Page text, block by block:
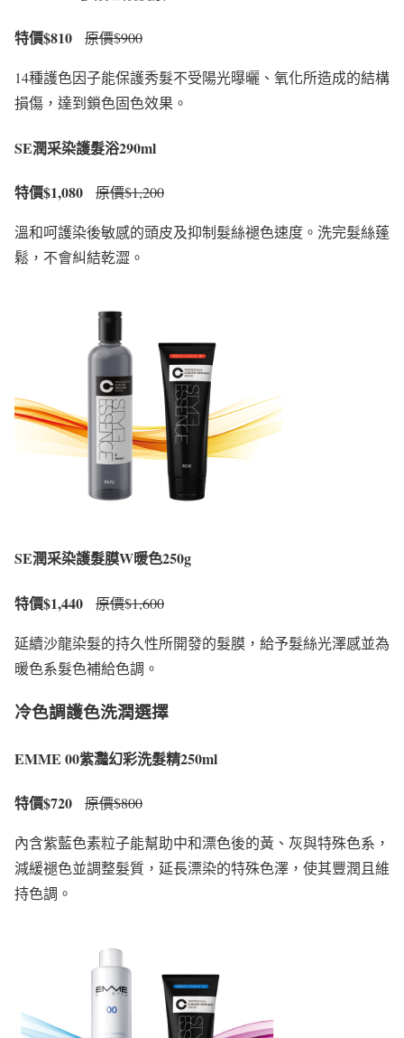
特價$810 原價$900
14種護色因子能保護秀髮不受陽光曝曬、氧化所造成的結構
損傷，達到鎖色固色效果。
SE潤采染護髮浴290ml
特價$1,080 原價$1,200
溫和呵護染後敏感的頭皮及抑制髮絲褪色速度。洗完髮絲蓬
鬆，不會糾結乾澀。
SE潤采染護髮膜W暖色250g
特價$1,440 原價$1,600
延續沙龍染髮的持久性所開發的髮膜，給予髮絲光澤感並為
暖色系髮色補給色調。
冷色調護色洗潤選擇
EMME 00紫灩幻彩洗髮精250ml
特價$720 原價$800
內含紫藍色素粒子能幫助中和漂色後的黃、灰與特殊色系，
減緩褪色並調整髮質，延長漂染的特殊色澤，使其豐潤且維
持色調。